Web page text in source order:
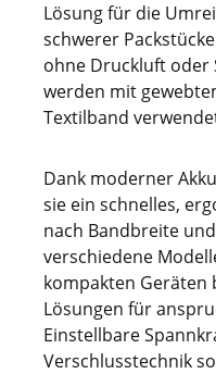
Lösung für die
schwerer
ohne Druckluft oder
werden mit
Textilband
Dank moderner
sie ein schnelles,
nach Bandbreite
verschiedene
kompakten Geräten
Lösungen für
Einstellbare
Verschlusstechnik